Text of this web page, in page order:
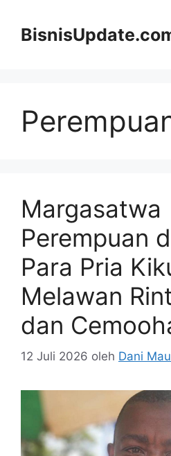
Margasatwa
Perempuan
Para Pria
Melawan
dan
12 Juli 2026 oleh Dani